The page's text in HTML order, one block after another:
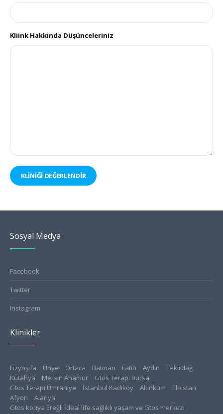
Kliink Hakkında Düşünceleriniz
KLİNİĞİ DEĞERLENDİR
Sosyal Medya
Facebook
Twitter
Instagram
Klinikler
Fizyoşifa Ünye Ortaca Batman Fatih Aydın
Tekirdağ
Kütahya
Mersin Anamur
Gtos Terapi Bursa
Gtos Terapi Ümraniye
İstanbul Kadıköy Altınkum
Elbistan
Afyon
Alanya
Gtos konya Ereğli İdeal life sağlıklı yaşam ve Gtos merkezi